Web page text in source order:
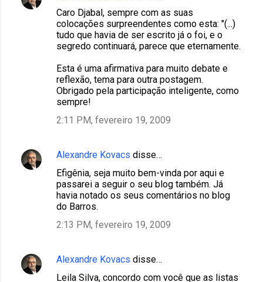
Caro Djabal, sempre com as suas
colocações surpreendentes como esta: "(...)
tudo que havia de ser escrito já o foi, e o
segredo continuará, parece que eternamente.
Esta é uma afirmativa para muito debate e
reflexão, tema para outra postagem.
Obrigado pela participação inteligente, como
sempre!
2:11 PM, fevereiro 19, 2009
Alexandre Kovacs disse…
Efigênia, seja muito bem-vinda por aqui e
passarei a seguir o seu blog também. Já
havia notado os seus comentários no blog
do Barros.
2:13 PM, fevereiro 19, 2009
Alexandre Kovacs disse…
Leila Silva, concordo com você que as listas